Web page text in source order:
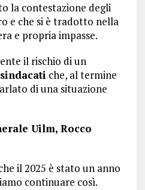
la contestazione degli
e che si è tradotto nella
e propria impasse.
il rischio di un
che, al termine
di una situazione
Uilm, Rocco
il 2025 è stato un anno
continuare così.